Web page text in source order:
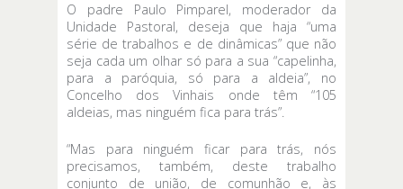
O padre Paulo Pimparel, moderador da
Unidade Pastoral, deseja que haja “uma
série de trabalhos e de dinâmicas” que não
seja cada um olhar só para a sua “capelinha,
para a paróquia, só para a aldeia”, no
Concelho dos Vinhais onde têm “105
aldeias, mas ninguém fica para trás”.
“Mas para ninguém ficar para trás, nós
precisamos, também, deste trabalho
conjunto de união, de comunhão e, às